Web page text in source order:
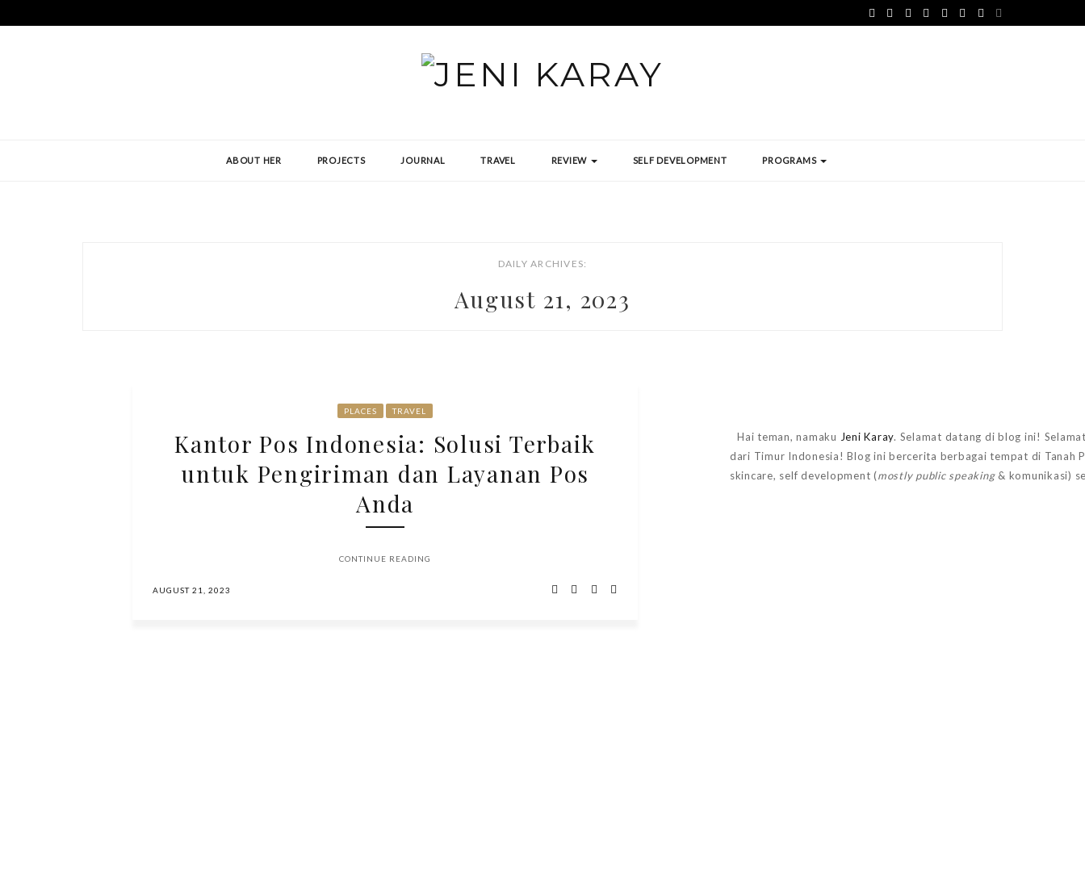
ABOUT HER PROJECTS JOURNAL TRAVEL REVIEW SELF DEVELOPMENT PROGRAMS
DAILY ARCHIVES:
August 21, 2023
PLACES TRAVEL
Kantor Pos Indonesia: Solusi Terbaik
untuk Pengiriman dan Layanan Pos
Anda
CONTINUE READING
AUGUST 21, 2023
Hai teman, namaku Jeni Karay. Selamat datang di blog ini!
dari Timur Indonesia! Blog ini bercerita berbagai tempat di Tanah
skincare, self development (mostly public speaking& komunikasi)